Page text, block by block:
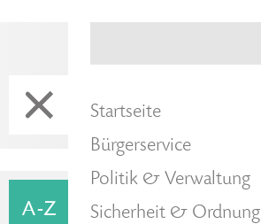
Startseite
Bürgerservice
Politik & Verwaltung
Sicherheit & Ordnung